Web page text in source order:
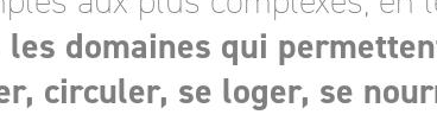
domaines qui
circuler, se loger, se